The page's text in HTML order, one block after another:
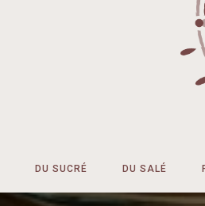
DU SUCRÉ DU SALÉ